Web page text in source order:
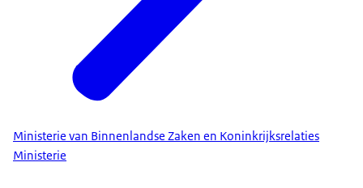
Ministerie van Binnenlandse Zaken en Koninkrijksrelaties
Ministerie